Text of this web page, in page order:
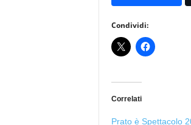
Condividi:
Correlati
Prato è Spettacolo